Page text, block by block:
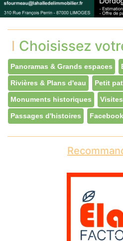
Choisissez
Panoramas & Grands espaces
Rivières & Plans d'eau Petit
Monuments historiques
Passages d'histoires Facebook